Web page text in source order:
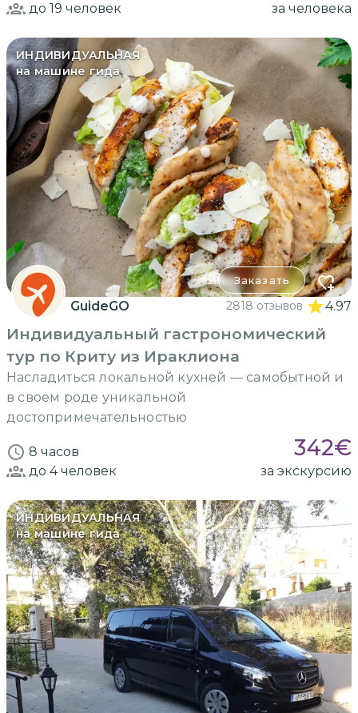
до 19 человек за человека
ИНДИВИДУАЛЬНАЯ
на машине гида
Заказать
GuideGO 2818 отзывов 4.97
Индивидуальный гастрономический
тур по Криту из Ираклиона
Насладиться локальной кухней — самобытной и
в своем роде уникальной
достопримечательностью
8 часов 342€
до 4человек за экскурсию
ИНДИВИДУАЛЬНАЯ
на машине гида